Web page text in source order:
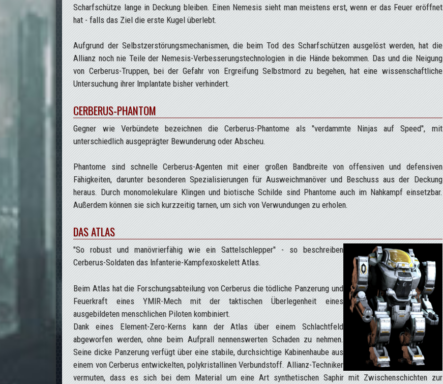
Scharfschütze lange in Deckung bleiben. Einen Nemesis sieht man meistens erst, wenn er das Feuer eröffnet
hat - falls das Ziel die erste Kugel überlebt.
Aufgrund der Selbstzerstörungsmechanismen, die beim Tod des Scharfschützen ausgelöst werden, hat die
Allianz noch nie Teile der Nemesis-Verbesserungstechnologien in die Hände bekommen. Das und die Neigung
von Cerberus-Truppen, bei der Gefahr von Ergreifung Selbstmord zu begehen, hat eine wissenschaftliche
Untersuchung ihrer Implantate bisher verhindert.
CERBERUS-PHANTOM
Gegner wie Verbündete bezeichnen die Cerberus-Phantome als "verdammte Ninjas auf Speed", mit
unterschiedlich ausgeprägter Bewunderung oder Abscheu.
Phantome sind schnelle Cerberus-Agenten mit einer großen Bandbreite von offensiven und defensiven
Fähigkeiten, darunter besonderen Spezialisierungen für Ausweichmanöver und Beschuss aus der Deckung
heraus. Durch monomolekulare Klingen und biotische Schilde sind Phantome auch im Nahkampf einsetzbar.
Außerdem können sie sich kurzzeitig tarnen, um sich von Verwundungen zu erholen.
DAS ATLAS
"So robust und manövrierfähig wie ein Sattelschlepper" - so beschreiben
Cerberus-Soldaten das Infanterie-Kampfexoskelett Atlas.
Beim Atlas hat die Forschungsabteilung von Cerberus die tödliche Panzerung und
Feuerkraft eines YMIR-Mech mit der taktischen Überlegenheit eines
ausgebildeten menschlichen Piloten kombiniert.
Dank eines Element-Zero-Kerns kann der Atlas über einem Schlachtfeld
abgeworfen werden, ohne beim Aufprall nennenswerten Schaden zu nehmen.
Seine dicke Panzerung verfügt über eine stabile, durchsichtige Kabinenhaube aus
einem von Cerberus entwickelten, polykristallinen Verbundstoff. Allianz-Techniker
vermuten, dass es sich bei dem Material um eine Art synthetischen Saphir mit Zwischenschichten zur